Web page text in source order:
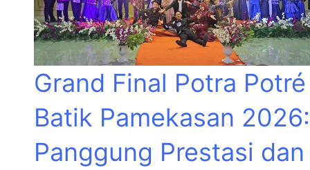
Grand Final Potra Potré
Batik Pamekasan 2026:
Panggung Prestasi dan